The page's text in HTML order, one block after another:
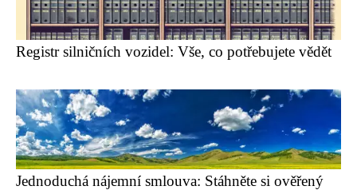
Registr silničních vozidel: Vše, co potřebujete vědět
Jednoduchá nájemní smlouva: Stáhněte si ověřený